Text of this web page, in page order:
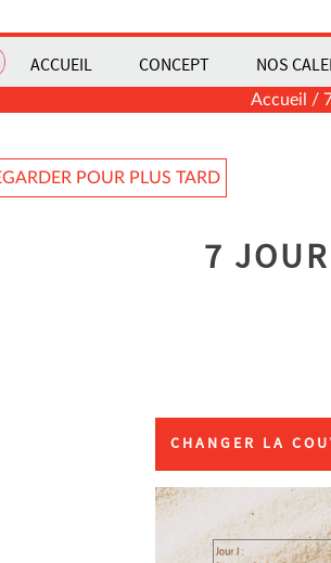
ACCUEIL CONCEPT NOS
Accueil /
POUR PLUS TARD
7
CHANGER LA